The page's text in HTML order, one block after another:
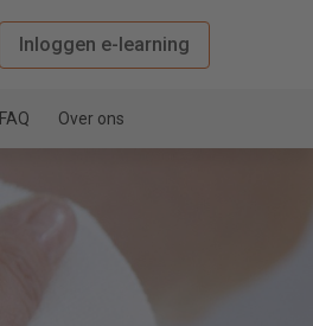
Inloggen e-learning
FAQ Over ons